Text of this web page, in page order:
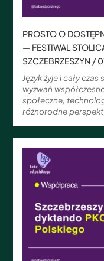
PROSTO O
— FESTIWAL
SZCZEBRZESZYN /
Język żyje i cały
wyzwań
społeczne,
różnorodne